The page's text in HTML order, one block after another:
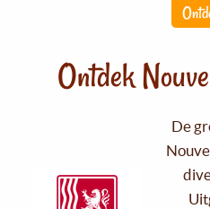
Ontdek
De